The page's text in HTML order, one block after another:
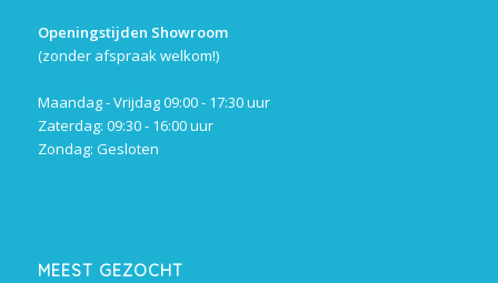
Openingstijden Showroom
(zonder afspraak welkom!)
Maandag - Vrijdag 09:00 - 17:30 uur
Zaterdag: 09:30 - 16:00 uur
Zondag: Gesloten
MEEST GEZOCHT